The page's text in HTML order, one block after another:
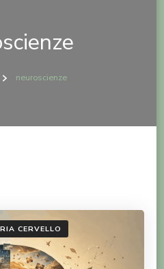
neuroscienze
CERVELLO